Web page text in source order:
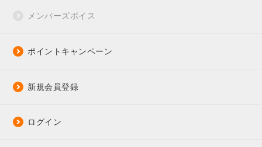
メンバーズボイス
ポイントキャンペーン
新規会員登録
ログイン